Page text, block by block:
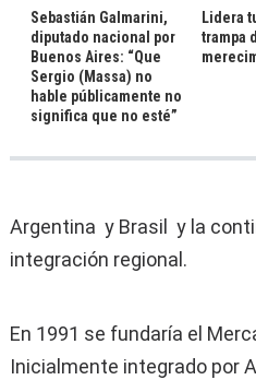
Sebastián Galmarini,
diputado nacional por
Buenos Aires: “Que
Sergio (Massa) no
hable públicamente no
significa que no esté”
Lidera
trampa
Argentina y Brasil y la
integración regional.
En 1991 se fundaría el
Inicialmente integrado por